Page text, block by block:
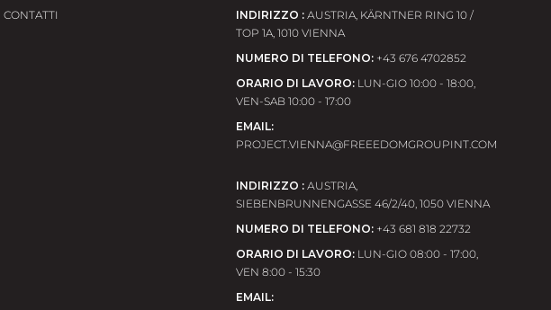
CONTATTI
INDIRIZZO : АUSTRIA, KÄRNTNER RING 10 /
TOP 1A, 1010 VIENNA
NUMERO DI TELEFONO: +43 676 4702852
ORARIO DI LAVORO: LUN-GIO 10:00 - 18:00,
VEN-SAB 10:00 - 17:00
EMAIL:
PROJECT.VIENNA@FREEEDOMGROUPINT.COM
INDIRIZZO : АUSTRIA,
SIEBENBRUNNENGASSE 46/2/40, 1050 VIENNA
NUMERO DI TELEFONO: +43 681 818 22732
ORARIO DI LAVORO: LUN-GIO 08:00 - 17:00,
VEN 8:00 - 15:30
EMAIL: